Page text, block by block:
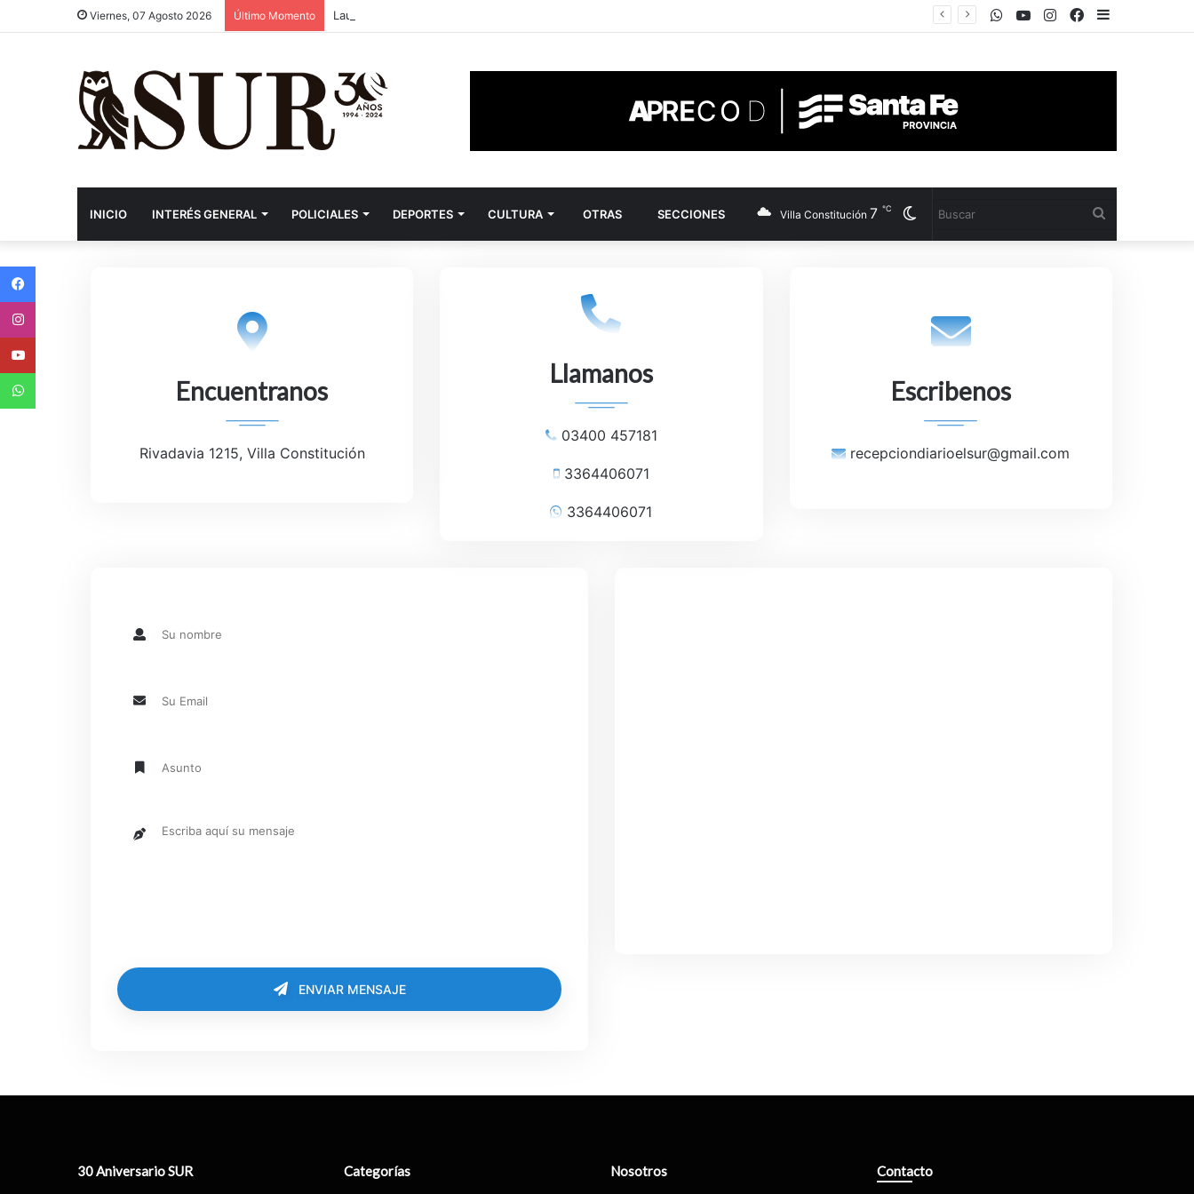
Viernes, 07 Agosto 2026 Último Momento Laureano Acosta irá por el sueño de llegar al Nacional Facebook
Instagram
Youtube
WhatsApp
INICIO INTERÉS GENERAL POLICIALES DEPORTES CULTURA OTRAS SECCIONES Cambiar
Villa Constitución 7 ℃
Encuentranos
Rivadavia 1215, Villa Constitución
Llamanos
03400 457181
3364406071
3364406071
Escribenos
recepciondiarioelsur@gmail.com
ENVIAR MENSAJE
30 Aniversario SUR Categorías Nosotros Contacto